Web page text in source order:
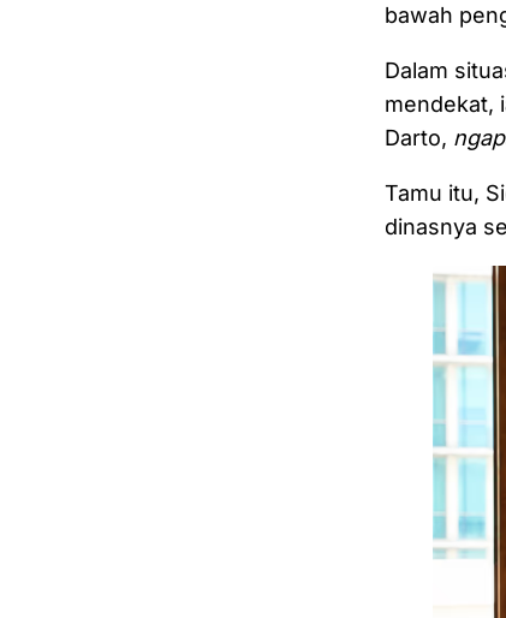
bawah
Dalam
mendekat,
Darto,
Tamu itu,
dinasnya